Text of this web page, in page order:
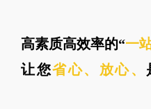
高素质高效率的“一
让您省心、 放心、